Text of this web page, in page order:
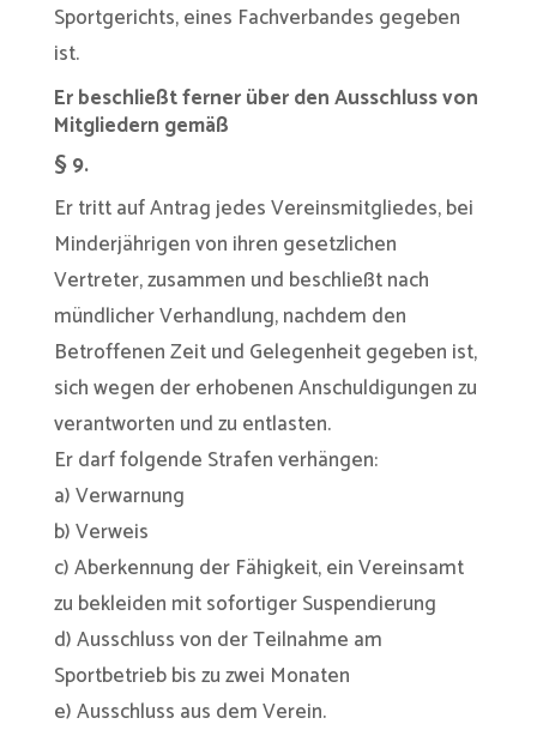
Sportgerichts, eines Fachverbandes gegeben
ist.
Er beschließt ferner über den Ausschluss von
Mitgliedern gemäß
§ 9.
Er tritt auf Antrag jedes Vereinsmitgliedes, bei
Minderjährigen von ihren gesetzlichen
Vertreter, zusammen und beschließt nach
mündlicher Verhandlung, nachdem den
Betroffenen Zeit und Gelegenheit gegeben ist,
sich wegen der erhobenen Anschuldigungen zu
verantworten und zu entlasten.
Er darf folgende Strafen verhängen:
a) Verwarnung
b) Verweis
c) Aberkennung der Fähigkeit, ein Vereinsamt
zu bekleiden mit sofortiger Suspendierung
d) Ausschluss von der Teilnahme am
Sportbetrieb bis zu zwei Monaten
e) Ausschluss aus dem Verein.